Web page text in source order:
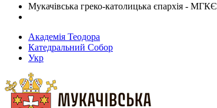
Мукачівська греко-католицька єпархія - МГКЄ
Академія Теодора
Катедральний Собор
Укр